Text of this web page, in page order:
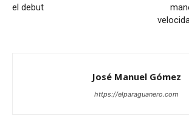
el debut
José Manuel Gómez
https://elparaguanero.com